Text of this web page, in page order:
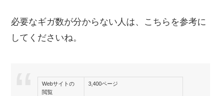
必要なギガ数が分からない人は、こちらを参考に
してくださいね。
Webサイトの
閲覧
3,400ページ